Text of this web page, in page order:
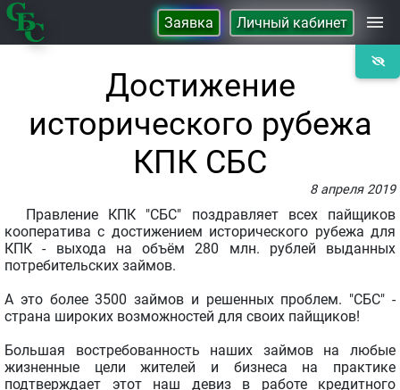
Заявка Личный кабинет
Сбережения
О Кооперативе
Достижение
исторического рубежа
КПК СБС
8 апреля 2019
Правление КПК "СБС" поздравляет всех пайщиков
кооператива с достижением исторического рубежа для
КПК - выхода на объём 280 млн. рублей выданных
потребительских займов.
А это более 3500 займов и решенных проблем. "СБС" -
страна широких возможностей для своих пайщиков!
Большая востребованность наших займов на любые
жизненные цели жителей и бизнеса на практике
подтверждает этот наш девиз в работе кредитного